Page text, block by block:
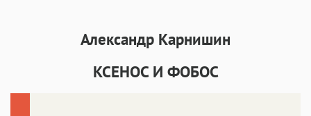
Аа Аа
Александр Карнишин
КСЕНОС И ФОБОС